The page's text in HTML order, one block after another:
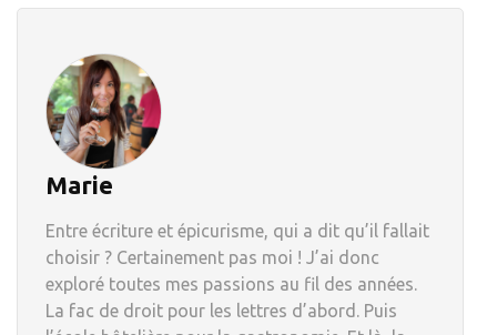
Marie
Entre écriture et épicurisme, qui a dit qu’il fallait
choisir ? Certainement pas moi ! J’ai donc
exploré toutes mes passions au fil des années.
La fac de droit pour les lettres d’abord. Puis